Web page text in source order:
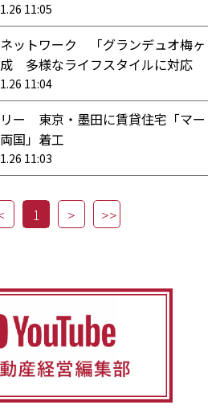
11:05
ットワーク 「グランデュオ梅ヶ
多様なライフスタイルに対応
11:04
ー 東京・墨田に賃貸住宅「マー
国」着工
11:03
1